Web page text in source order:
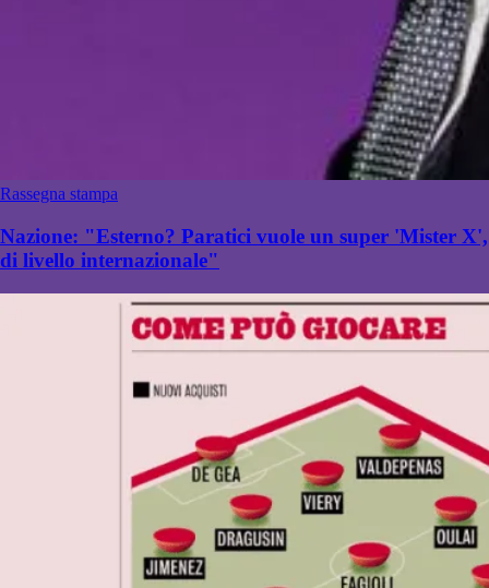
Rassegna stampa
Nazione: "Esterno? Paratici vuole un super 'Mister X',
di livello internazionale"